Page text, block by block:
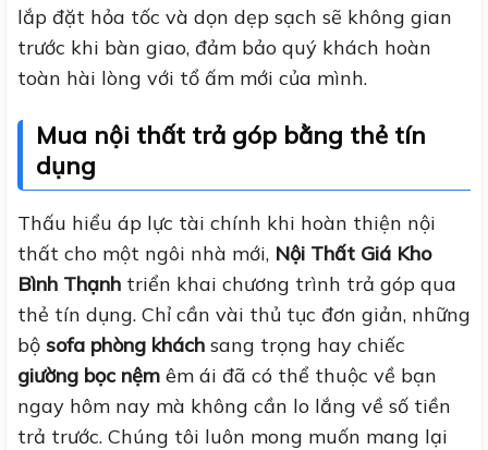
lắp đặt hỏa tốc và dọn dẹp sạch sẽ không gian
trước khi bàn giao, đảm bảo quý khách hoàn
toàn hài lòng với tổ ấm mới của mình.
Mua nội thất trả góp bằng thẻ tín
dụng
Thấu hiểu áp lực tài chính khi hoàn thiện nội
thất cho một ngôi nhà mới, Nội Thất Giá Kho
Bình Thạnh triển khai chương trình trả góp qua
thẻ tín dụng. Chỉ cần vài thủ tục đơn giản, những
bộ sofa phòng khách sang trọng hay chiếc
giường bọc nệm êm ái đã có thể thuộc về bạn
ngay hôm nay mà không cần lo lắng về số tiền
trả trước. Chúng tôi luôn mong muốn mang lại